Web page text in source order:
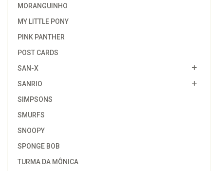
MORANGUINHO
MY LITTLE PONY
PINK PANTHER
POST CARDS
SAN-X
SANRIO
SIMPSONS
SMURFS
SNOOPY
SPONGE BOB
TURMA DA MÔNICA